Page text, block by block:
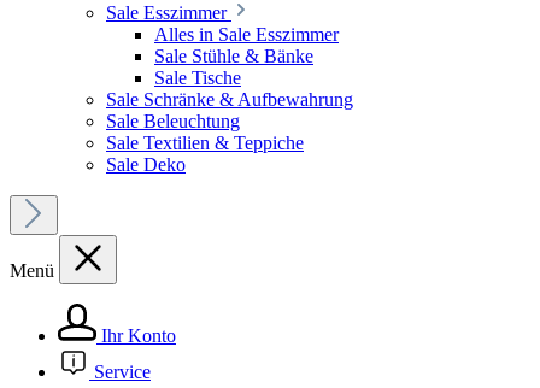
Sale Esszimmer
Alles in Sale Esszimmer
Sale Stühle & Bänke
Sale Tische
Sale Schränke & Aufbewahrung
Sale Beleuchtung
Sale Textilien & Teppiche
Sale Deko
Menü
Ihr Konto
Service